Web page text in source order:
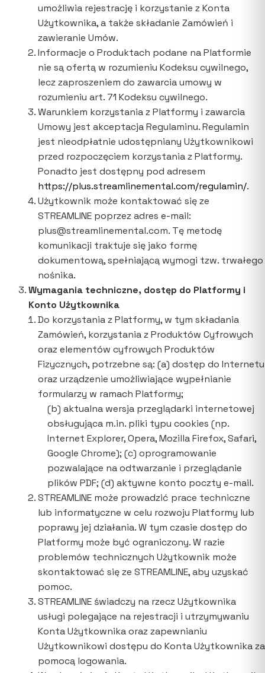
umożliwia rejestrację i korzystanie z Konta
Użytkownika, a także składanie Zamówień i
zawieranie Umów.
Informacje o Produktach podane na Platformie
nie są ofertą w rozumieniu Kodeksu cywilnego,
lecz zaproszeniem do zawarcia umowy w
rozumieniu art. 71 Kodeksu cywilnego.
Warunkiem korzystania z Platformy i zawarcia
Umowy jest akceptacja Regulaminu. Regulamin
jest nieodpłatnie udostępniany Użytkownikowi
przed rozpoczęciem korzystania z Platformy.
Ponadto jest dostępny pod adresem
https://plus.streamlinemental.com/regulamin/.
Użytkownik może kontaktować się ze
STREAMLINE poprzez adres e-mail:
plus@streamlinemental.com. Tę metodę
komunikacji traktuje się jako formę
dokumentową, spełniającą wymogi tzw. trwałego
nośnika.
Wymagania techniczne, dostęp do Platformy i
Konto Użytkownika
Do korzystania z Platformy, w tym składania
Zamówień, korzystania z Produktów Cyfrowych
oraz elementów cyfrowych Produktów
Fizycznych, potrzebne są: (a) dostęp do Internetu
oraz urządzenie umożliwiające wypełnianie
formularzy w ramach Platformy;
(b) aktualna wersja przeglądarki internetowej
obsługująca m.in. pliki typu cookies (np.
Internet Explorer, Opera, Mozilla Firefox, Safari,
Google Chrome); (c) oprogramowanie
pozwalające na odtwarzanie i przeglądanie
plików PDF; (d) aktywne konto poczty e-mail.
STREAMLINE może prowadzić prace techniczne
lub informatyczne w celu rozwoju Platformy lub
poprawy jej działania. W tym czasie dostęp do
Platformy może być ograniczony. W razie
problemów technicznych Użytkownik może
skontaktować się ze STREAMLINE, aby uzyskać
pomoc.
STREAMLINE świadczy na rzecz Użytkownika
usługi polegające na rejestracji i utrzymywaniu
Konta Użytkownika oraz zapewnianiu
Użytkownikowi dostępu do Konta Użytkownika za
pomocą logowania.